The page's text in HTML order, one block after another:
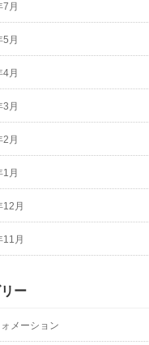
7月
5月
4月
3月
2月
1月
12月
11月
ー
ォメーション